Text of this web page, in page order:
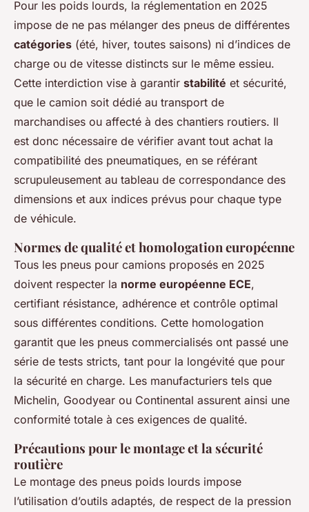
Pour les poids lourds, la réglementation en 2025
impose de ne pas mélanger des pneus de différentes
catégories (été, hiver, toutes saisons) ni d’indices de
charge ou de vitesse distincts sur le même essieu.
Cette interdiction vise à garantir stabilité et sécurité,
que le camion soit dédié au transport de
marchandises ou affecté à des chantiers routiers. Il
est donc nécessaire de vérifier avant tout achat la
compatibilité des pneumatiques, en se référant
scrupuleusement au tableau de correspondance des
dimensions et aux indices prévus pour chaque type
de véhicule.
Normes de qualité et homologation européenne
Tous les pneus pour camions proposés en 2025
doivent respecter la norme européenne ECE,
certifiant résistance, adhérence et contrôle optimal
sous différentes conditions. Cette homologation
garantit que les pneus commercialisés ont passé une
série de tests stricts, tant pour la longévité que pour
la sécurité en charge. Les manufacturiers tels que
Michelin, Goodyear ou Continental assurent ainsi une
conformité totale à ces exigences de qualité.
Précautions pour le montage et la sécurité
routière
Le montage des pneus poids lourds impose
l’utilisation d’outils adaptés, de respect de la pression